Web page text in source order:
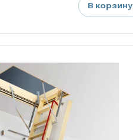
В корзину